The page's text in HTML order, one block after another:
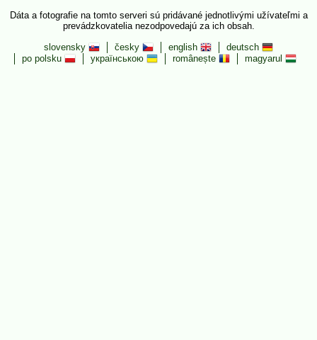
Dáta a fotografie na tomto serveri sú pridávané jednotlivými užívateľmi a
prevádzkovatelia nezodpovedajú za ich obsah.
slovensky
česky english
deutsch
po polsku
українською românește magyarul